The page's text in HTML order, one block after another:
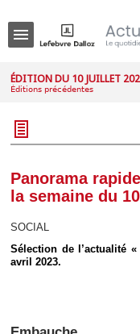
ÉDITION DU 10 JUILLET
Éditions précédentes
Panorama
la semaine du
SOCIAL
Sélection de l’actualité
avril 2023.